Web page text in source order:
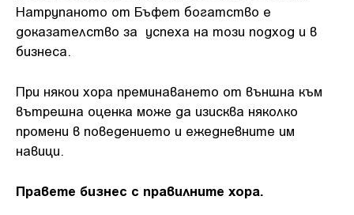
Натрупаното от Бъфет богатство е
доказателство за успеха на този подход и в
бизнеса.
При някои хора преминаването от външна към
вътрешна оценка може да изисква няколко
промени в поведението и ежедневните им
навици.
Правете бизнес с правилните хора.